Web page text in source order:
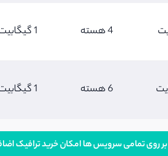
4 هسته 1 گیگابیت
6 هسته 1 گیگابیت
بر روی تمامی سرویس ها امکان خرید ترافیک اضافه در طول دوره